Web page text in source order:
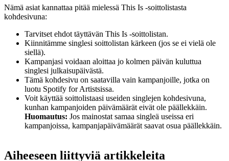
Nämä asiat kannattaa pitää mielessä This Is ‑soittolistasta
kohdesivuna:
Tarvitset ehdot täyttävän This Is ‑soittolistan.
Kiinnitämme singlesi soittolistan kärkeen (jos se ei vielä ole
siellä).
Kampanjasi voidaan aloittaa jo kolmen päivän kuluttua
singlesi julkaisupäivästä.
Tämä kohdesivu on saatavilla vain kampanjoille, jotka on
luotu Spotify for Artistsissa.
Voit käyttää soittolistaasi useiden singlejen kohdesivuna,
kunhan kampanjoiden päivämäärät eivät ole päällekkäin.
Huomautus: Jos mainostat samaa singleä useissa eri
kampanjoissa, kampanjapäivämäärät saavat osua päällekkäin.
Aiheeseen liittyviä artikkeleita